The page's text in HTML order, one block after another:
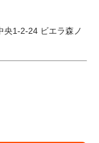
央1-2-24 ビエラ森ノ